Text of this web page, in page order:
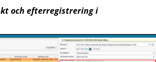
och efterregistrering i